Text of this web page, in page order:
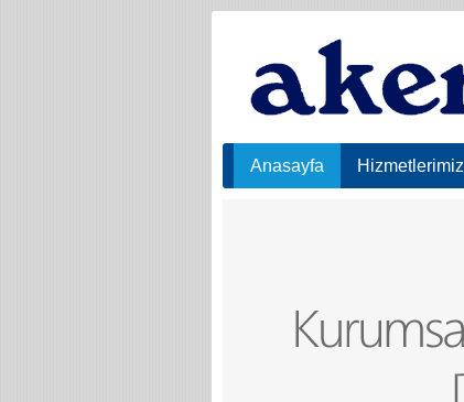
Anasayfa Hizmetlerimiz